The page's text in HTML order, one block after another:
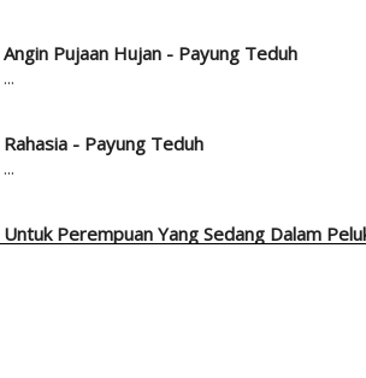
Angin Pujaan Hujan - Payung Teduh
...
Rahasia - Payung Teduh
...
Untuk Perempuan Yang Sedang Dalam